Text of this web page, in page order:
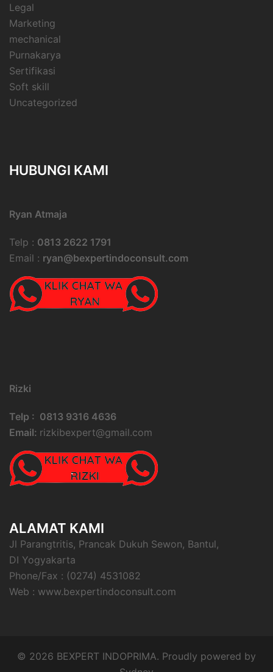
Legal
Marketing
mechanical
Purnakarya
Sertifikasi
Soft skill
Uncategorized
HUBUNGI KAMI
Ryan Atmaja
Telp : 0813 2622 1791
Email : ryan@bexpertindoconsult.com
Rizki
Telp : 0813 9316 4636
Email: rizkibexpert@gmail.com
ALAMAT KAMI
Jl Parangtritis, Prancak Dukuh Sewon, Bantul,
DI Yogyakarta
Phone/Fax : (0274) 4531082
Web : www.bexpertindoconsult.com
© 2026 BEXPERT INDOPRIMA. Proudly powered by